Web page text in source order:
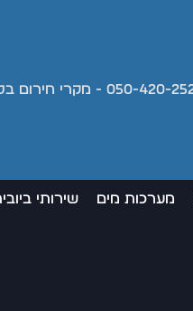
מערכות מים שירותי